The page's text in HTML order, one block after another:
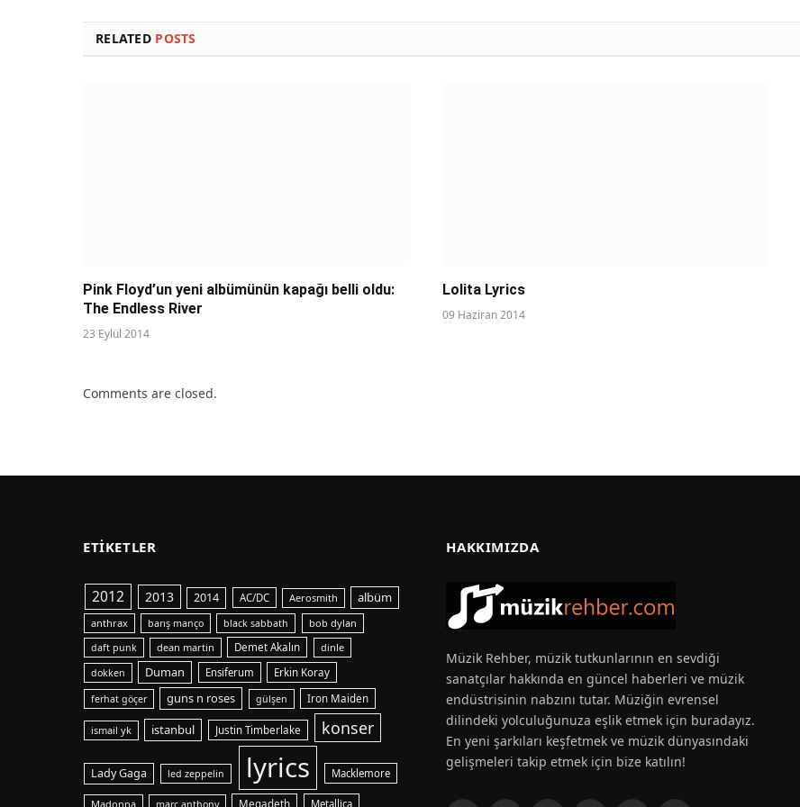
RELATED POSTS
Pink Floyd’un yeni albümünün kapağı belli oldu:
The Endless River
23 Eylül 2014
Lolita Lyrics
09 Haziran 2014
Comments are closed.
ETIKETLER
2012 2013 2014 AC/DC Aerosmith albüm
anthrax barış manço black sabbath bob dylan
daft punk dean martin Demet Akalın dinle
dokken Duman Ensiferum Erkin Koray
ferhat göçer guns n roses gülşen Iron Maiden
ismail yk istanbul Justin Timberlake konser
Lady Gaga led zeppelin lyrics Macklemore
Madonna Megadeth Metallica
HAKKIMIZDA
Müzik Rehber, müzik tutkunlarının en sevdiği
sanatçılar hakkında en güncel haberleri ve müzik
endüstrisinin nabzını tutar. Müziğin evrensel
dilindeki yolculuğunuza eşlik etmek için buradayız.
En yeni şarkıları keşfetmek ve müzik dünyasındaki
gelişmeleri takip etmek için bize katılın!